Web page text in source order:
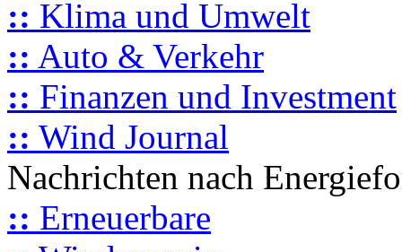
:: Klima und Umwelt
:: Auto & Verkehr
:: Finanzen und Investment
:: Wind Journal
Nachrichten nach
:: Erneuerbare